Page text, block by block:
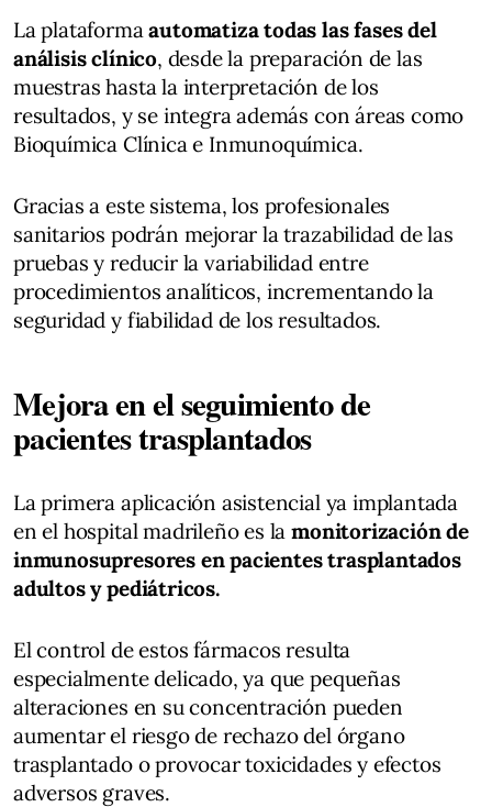
La plataformaautomatiza todas las fases del
análisis clínico, desde la preparación de las
muestras hasta la interpretación de los
resultados, y se integra además con áreas como
Bioquímica Clínica e Inmunoquímica.
Gracias a este sistema, los profesionales
sanitarios podrán mejorar la trazabilidad de las
pruebas y reducir la variabilidad entre
procedimientos analíticos, incrementando la
seguridad y fiabilidad de los resultados.
Mejora en el seguimiento de
pacientes trasplantados
La primera aplicación asistencial ya implantada
en el hospital madrileño es lamonitorización de
inmunosupresores en pacientes trasplantados
adultos y pediátricos.
El control de estos fármacos resulta
especialmente delicado, ya que pequeñas
alteraciones en su concentración pueden
aumentar el riesgo de rechazo del órgano
trasplantado o provocar toxicidades y efectos
adversos graves.